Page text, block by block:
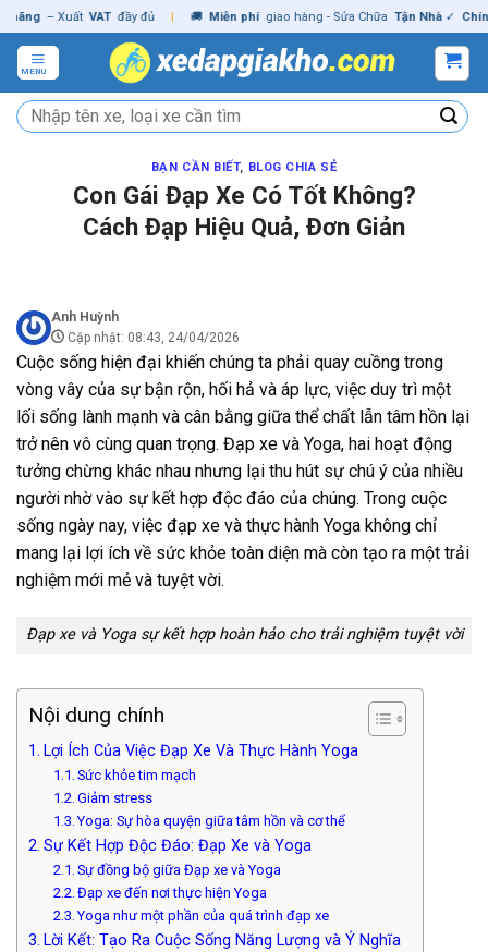
Skip
to
content
– Xuất VAT đầy đủ | 🚚 Miễn phí giao hàng - Sửa Chữa Tận Nhà ✓ Chính
MENU
Tìm
kiếm:
BẠN CẦN BIẾT, BLOG CHIA SẺ
Con Gái Đạp Xe Có Tốt Không?
Cách Đạp Hiệu Quả, Đơn Giản
Anh Huỳnh
Cập nhật: 08:43, 24/04/2026
Cuộc sống hiện đại khiến chúng ta phải quay cuồng trong
vòng vây của sự bận rộn, hối hả và áp lực, việc duy trì một
lối sống lành mạnh và cân bằng giữa thể chất lẫn tâm hồn lại
trở nên vô cùng quan trọng. Đạp xe và Yoga, hai hoạt động
tưởng chừng khác nhau nhưng lại thu hút sự chú ý của nhiều
người nhờ vào sự kết hợp độc đáo của chúng. Trong cuộc
sống ngày nay, việc đạp xe và thực hành Yoga không chỉ
mang lại lợi ích về sức khỏe toàn diện mà còn tạo ra một trải
nghiệm mới mẻ và tuyệt vời.
Đạp xe và Yoga sự kết hợp hoàn hảo cho trải nghiệm tuyệt vời
Nội dung chính
Lợi Ích Của Việc Đạp Xe Và Thực Hành Yoga
Sức khỏe tim mạch
Giảm stress
Yoga: Sự hòa quyện giữa tâm hồn và cơ thể
Sự Kết Hợp Độc Đáo: Đạp Xe và Yoga
Sự đồng bộ giữa Đạp xe và Yoga
Đạp xe đến nơi thực hiện Yoga
Yoga như một phần của quá trình đạp xe
Lời Kết: Tạo Ra Cuộc Sống Năng Lượng và Ý Nghĩa